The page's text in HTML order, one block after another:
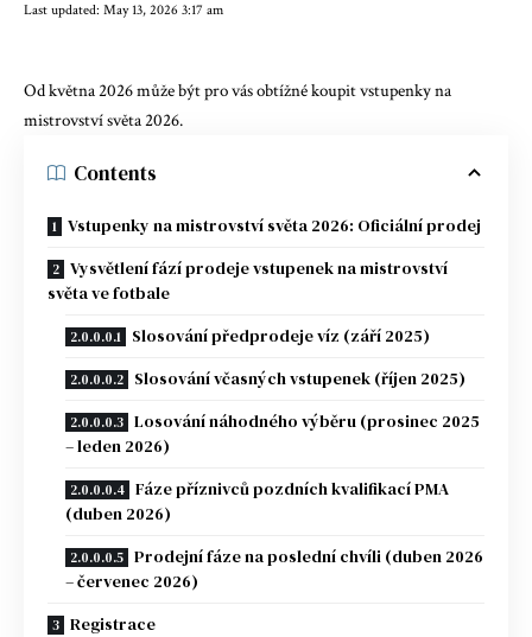
Last updated: May 13, 2026 3:17 am
Od května 2026 může být pro vás obtížné koupit vstupenky na
mistrovství světa 2026.
Contents
Vstupenky na mistrovství světa 2026: Oficiální prodej
Vysvětlení fází prodeje vstupenek na mistrovství
světa ve fotbale
Slosování předprodeje víz (září 2025)
Slosování včasných vstupenek (říjen 2025)
Losování náhodného výběru (prosinec 2025
– leden 2026)
Fáze příznivců pozdních kvalifikací PMA
(duben 2026)
Prodejní fáze na poslední chvíli (duben 2026
– červenec 2026)
Registrace